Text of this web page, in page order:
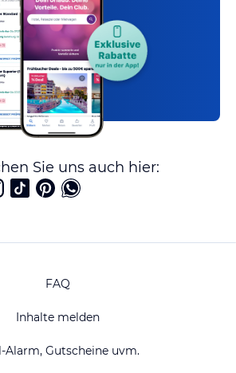
Sie uns auch hier:
FAQ
Inhalte melden
Alarm, Gutscheine uvm.